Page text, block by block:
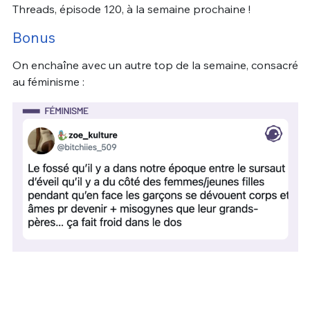
Threads, épisode 120, à la semaine prochaine !
Bonus
On enchaîne avec un autre top de la semaine, consacré
au féminisme :